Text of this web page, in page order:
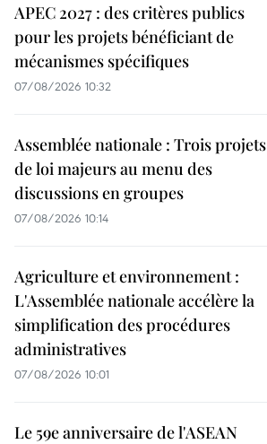
APEC 2027 : des critères publics
pour les projets bénéficiant de
mécanismes spécifiques
07/08/2026 10:32
Assemblée nationale : Trois projets
de loi majeurs au menu des
discussions en groupes
07/08/2026 10:14
Agriculture et environnement :
L'Assemblée nationale accélère la
simplification des procédures
administratives
07/08/2026 10:01
Le 59e anniversaire de l'ASEAN